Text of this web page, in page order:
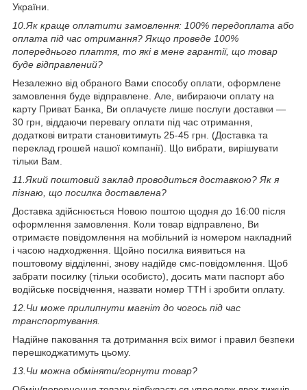
України.
10. Як краще оплатити замовлення: 100% передоплата або
оплата під час отримання? Якщо проведе 100%
попереднього плаття, то які в мене гарантії, що товар
буде відправлений?
Незалежно від обраного Вами способу оплати, оформлене
замовлення буде відправлене. Але, вибираючи оплату на
карту Приват Банка, Ви оплачуєте лише послуги доставки —
30 грн, віддаючи перевагу оплати під час отримання,
додаткові витрати становитимуть 25-45 грн. (Доставка та
переклад грошей нашої компанії). Що вибрати, вирішувати
тільки Вам.
11. Який поштовий заклад проводиться доставкою? Як я
пізнаю, що посилка доставлена?
Доставка здійснюється Новою поштою щодня до 16:00 після
оформлення замовлення. Коли товар відправлено, Ви
отримаєте повідомлення на мобільний із номером накладний
і часою надходження. Щойно посилка виявиться на
поштовому відділенні, знову надійде смс-повідомлення. Щоб
забрати посилку (тільки особисто), досить мати паспорт або
водійське посвідчення, назвати номер ТТН і зробити оплату.
12. Чи може прилипнути магніт до чогось під час
транспортування.
Надійне паковання та дотримання всіх вимог і правил безпеки
перешкоджатимуть цьому.
13. Чи можна обміняти/горнути товар?